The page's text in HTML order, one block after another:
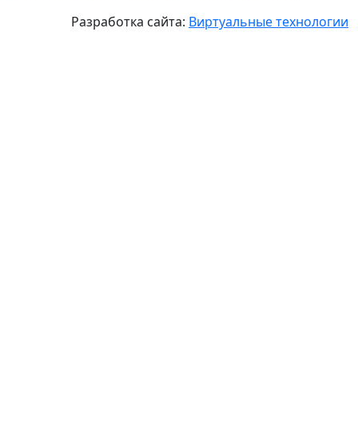
Разработка сайта: Виртуальные технологии